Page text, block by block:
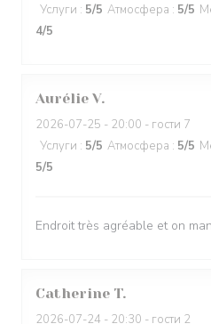
Услуги : 5/5 Атмосфера : 5/5
4/5
Aurélie V
2026-07-25 - 20:00 - гости 7
Услуги : 5/5 Атмосфера : 5/5
5/5
Endroit très agréable et on
Catherine T
2026-07-24 - 20:30 - гости 2